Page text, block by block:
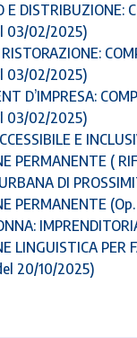
E DISTRIBUZIONE:
03/02/2025)
03/02/2025)
D’IMPRESA:
03/02/2025)
E
PERMANENTE (
DI
PERMANENTE
LINGUISTICA PER
20/10/2025)